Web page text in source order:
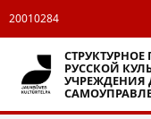
20010284
РУССКОЙ
УЧРЕЖДЕНИЯ